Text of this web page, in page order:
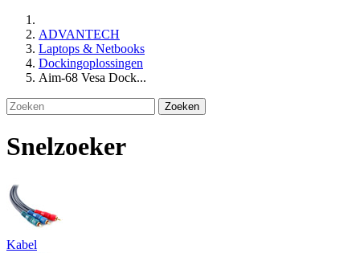
ADVANTECH
Laptops & Netbooks
Dockingoplossingen
Aim-68 Vesa Dock...
Zoeken
Snelzoeker
Kabel